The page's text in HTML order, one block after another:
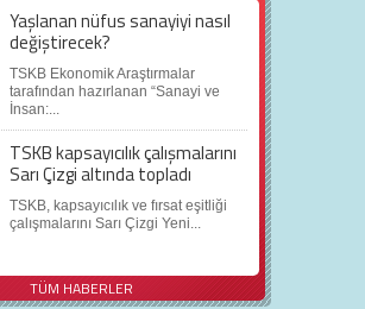
Yaşlanan nüfus sanayiyi nasıl
değiştirecek?
TSKB Ekonomik Araştırmalar
tarafından hazırlanan “Sanayi ve
İnsan:...
TSKB kapsayıcılık çalışmalarını
Sarı Çizgi altında topladı
TSKB, kapsayıcılık ve fırsat eşitliği
çalışmalarını Sarı Çizgi Yeni...
TÜM HABERLER